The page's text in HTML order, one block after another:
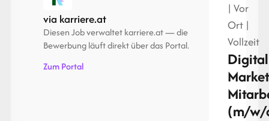
via karriere.at
Diesen Job verwaltet karriere.at — die
Bewerbung läuft direkt über das Portal.
Zum Portal
| Vor
Ort |
Vollzeit
Digital
(m/